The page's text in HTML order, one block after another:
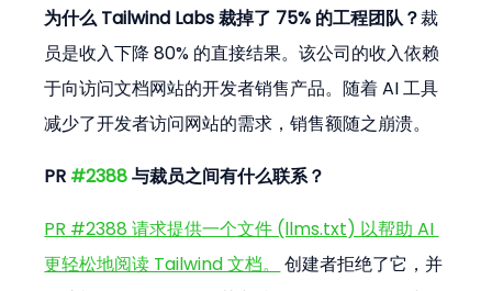
为什么 Tailwind Labs 裁掉了 75% 的工程团队？裁
员是收入下降 80% 的直接结果。该公司的收入依赖
于向访问文档网站的开发者销售产品。随着 AI 工具
减少了开发者访问网站的需求，销售额随之崩溃。
PR #2388 与裁员之间有什么联系？
PR #2388 请求提供一个文件 (llms.txt) 以帮助 AI
更轻松地阅读 Tailwind 文档。
创建者拒绝了它，并